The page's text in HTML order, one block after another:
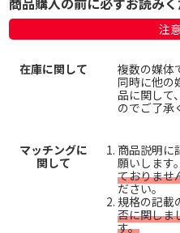
注
在庫に関して
複数の媒体
同時に他の
品に関して
のでご了承
マッチングに
関して
商品説明に
願いします。
ておりませ
ださい。
規格の記載
否に関しま
す。